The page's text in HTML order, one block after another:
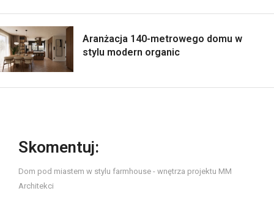
Aranżacja 140-metrowego domu w
stylu modern organic
Skomentuj:
Dom pod miastem w stylu farmhouse - wnętrza projektu MM
Architekci